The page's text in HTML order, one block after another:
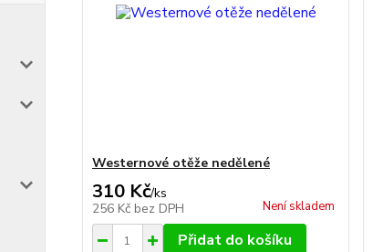
Westernové otěže nedělené
310 Kč/ks
256 Kč bez DPH Není skladem
Přidat do košíku